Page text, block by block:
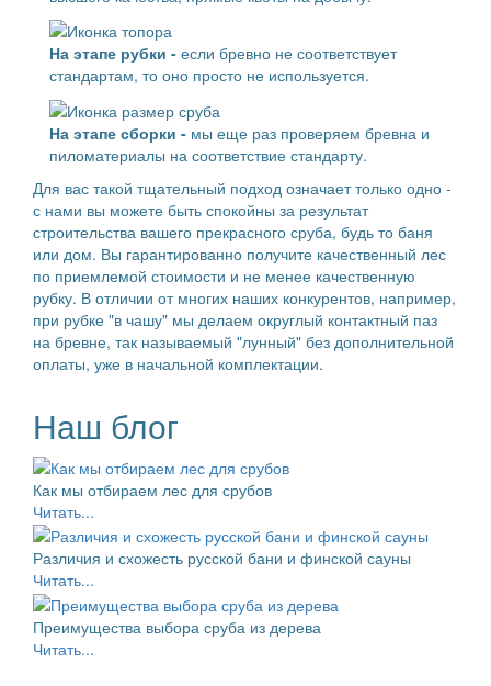
На этапе рубки - если бревно не соответствует
стандартам, то оно просто не используется.
На этапе сборки - мы еще раз проверяем бревна и
пиломатериалы на соответствие стандарту.
Для вас такой тщательный подход означает только одно -
с нами вы можете быть спокойны за результат
строительства вашего прекрасного сруба, будь то баня
или дом. Вы гарантированно получите качественный лес
по приемлемой стоимости и не менее качественную
рубку. В отличии от многих наших конкурентов, например,
при рубке "в чашу" мы делаем округлый контактный паз
на бревне, так называемый "лунный" без дополнительной
оплаты, уже в начальной комплектации.
Наш блог
Как мы отбираем лес для срубов
Читать...
Различия и схожесть русской бани и финской сауны
Читать...
Преимущества выбора сруба из дерева
Читать...